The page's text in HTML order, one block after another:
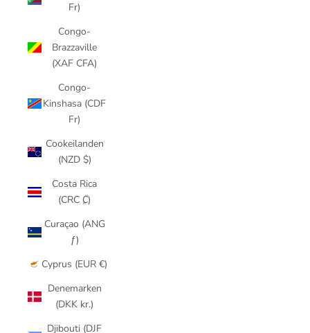
Fr)
Congo-
Brazzaville
(XAF CFA)
Congo-
Kinshasa (CDF
Fr)
Cookeilanden
(NZD $)
Costa Rica
(CRC ₡)
Curaçao (ANG
ƒ)
Cyprus (EUR €)
Denemarken
(DKK kr.)
Djibouti (DJF